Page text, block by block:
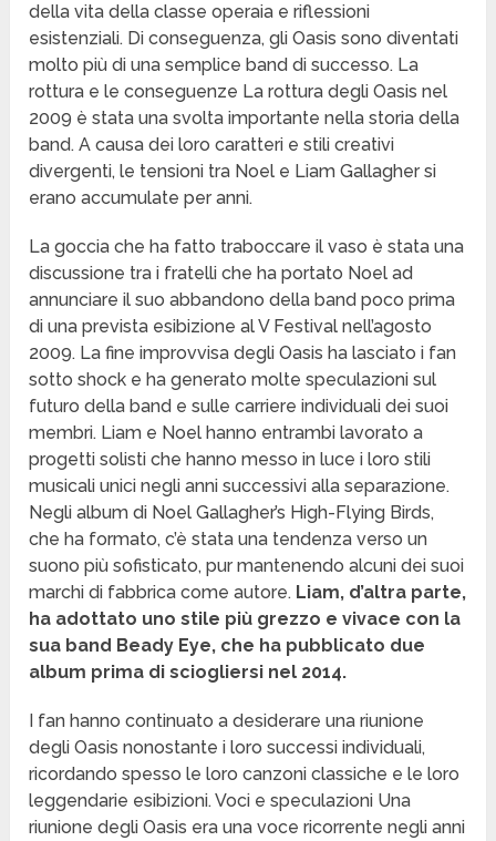
della vita della classe operaia e riflessioni
esistenziali. Di conseguenza, gli Oasis sono diventati
molto più di una semplice band di successo. La
rottura e le conseguenze La rottura degli Oasis nel
2009 è stata una svolta importante nella storia della
band. A causa dei loro caratteri e stili creativi
divergenti, le tensioni tra Noel e Liam Gallagher si
erano accumulate per anni.
La goccia che ha fatto traboccare il vaso è stata una
discussione tra i fratelli che ha portato Noel ad
annunciare il suo abbandono della band poco prima
di una prevista esibizione al V Festival nell’agosto
2009. La fine improvvisa degli Oasis ha lasciato i fan
sotto shock e ha generato molte speculazioni sul
futuro della band e sulle carriere individuali dei suoi
membri. Liam e Noel hanno entrambi lavorato a
progetti solisti che hanno messo in luce i loro stili
musicali unici negli anni successivi alla separazione.
Negli album di Noel Gallagher’s High-Flying Birds,
che ha formato, c’è stata una tendenza verso un
suono più sofisticato, pur mantenendo alcuni dei suoi
marchi di fabbrica come autore. Liam, d’altra parte,
ha adottato uno stile più grezzo e vivace con la
sua band Beady Eye, che ha pubblicato due
album prima di sciogliersi nel 2014.
I fan hanno continuato a desiderare una riunione
degli Oasis nonostante i loro successi individuali,
ricordando spesso le loro canzoni classiche e le loro
leggendarie esibizioni. Voci e speculazioni Una
riunione degli Oasis era una voce ricorrente negli anni